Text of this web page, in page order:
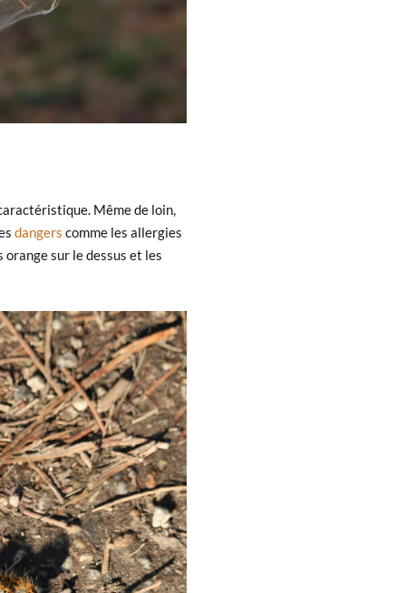
Même de loin,
dangers comme les allergies
sur le dessus et les